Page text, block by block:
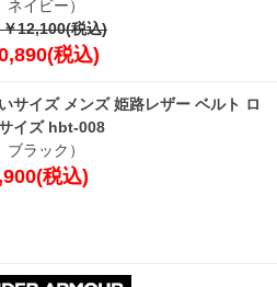
ネイビー）
12,100(税込)
税込)
サイズ メンズ 姫路レザー ベルト ロ
イズ hbt-008
ブラック）
税込)